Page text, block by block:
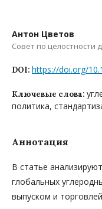
Антон Цветов
Совет по целостности
DOI: https://doi.org/
Ключевые слова:
политика,
Аннотация
В статье
глобальных
выпуском и